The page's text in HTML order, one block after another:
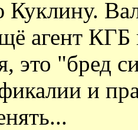
агент
это "бред
и